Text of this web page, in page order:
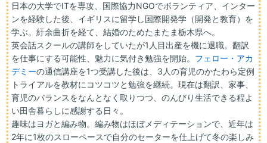
日本の大学でITを専攻、国際協力NGOでボランティア、インター
ンを経験した後、イギリスに留学し国際開発学（開発と教育）を
学ぶ。紆余曲折を経て、結婚のためたまたま栃木県へ。
英会話スクールの講師をしていたが1人目出産を機に退職。翻訳
を仕事にする可能性、魅力に気付き勉強を開始。 フェロー・アカ
デミーの通信講座を1つ受講した後は、3人の育児のかたわら定例
トライアルを教材にコツコツと勉強を継続。現在は翻訳、家事、
育児のバランスをなんとなく取りつつ、のんびり生活できる程よ
い田舎暮らしに感謝する日々。
趣味はヨガと編み物。編み物はほぼメディテーションで、近年は
2年に1枚のスローペースで自分のセーターを仕上げて冬の楽しみ